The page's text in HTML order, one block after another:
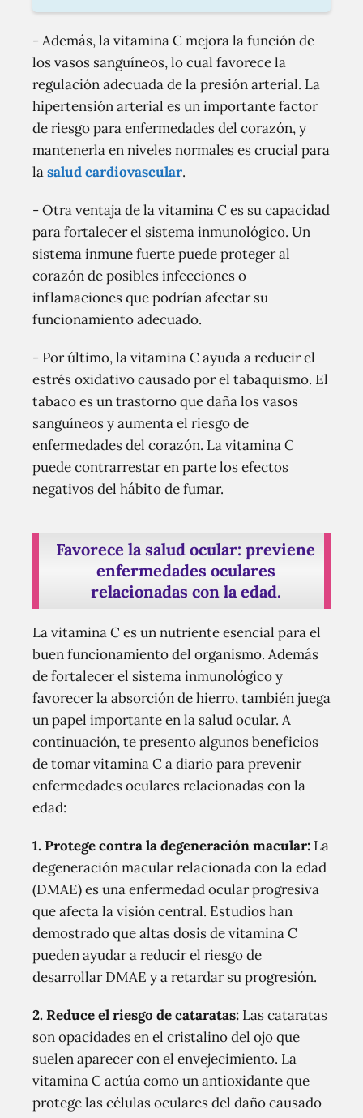
- Además, la vitamina C mejora la función de
los vasos sanguíneos, lo cual favorece la
regulación adecuada de la presión arterial. La
hipertensión arterial es un importante factor
de riesgo para enfermedades del corazón, y
mantenerla en niveles normales es crucial para
lasalud cardiovascular.
- Otra ventaja de la vitamina C es su capacidad
para fortalecer el sistema inmunológico. Un
sistema inmune fuerte puede proteger al
corazón de posibles infecciones o
inflamaciones que podrían afectar su
funcionamiento adecuado.
- Por último, la vitamina C ayuda a reducir el
estrés oxidativo causado por el tabaquismo. El
tabaco es un trastorno que daña los vasos
sanguíneos y aumenta el riesgo de
enfermedades del corazón. La vitamina C
puede contrarrestar en parte los efectos
negativos del hábito de fumar.
Favorece la salud ocular: previene
enfermedades oculares
relacionadas con la edad.
La vitamina C es un nutriente esencial para el
buen funcionamiento del organismo. Además
de fortalecer el sistema inmunológico y
favorecer la absorción de hierro, también juega
un papel importante en la salud ocular. A
continuación, te presento algunos beneficios
de tomar vitamina C a diario para prevenir
enfermedades oculares relacionadas con la
edad:
1. Protege contra la degeneración macular: La
degeneración macular relacionada con la edad
(DMAE) es una enfermedad ocular progresiva
que afecta la visión central. Estudios han
demostrado que altas dosis de vitamina C
pueden ayudar a reducir el riesgo de
desarrollar DMAE y a retardar su progresión.
2. Reduce el riesgo de cataratas: Las cataratas
son opacidades en el cristalino del ojo que
suelen aparecer con el envejecimiento. La
vitamina C actúa como un antioxidante que
protege las células oculares del daño causado